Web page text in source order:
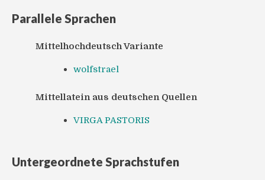
Parallele Sprachen
Mittelhochdeutsch Variante
wolfstrael
Mittellatein aus deutschen Quellen
VIRGA PASTORIS
Untergeordnete Sprachstufen